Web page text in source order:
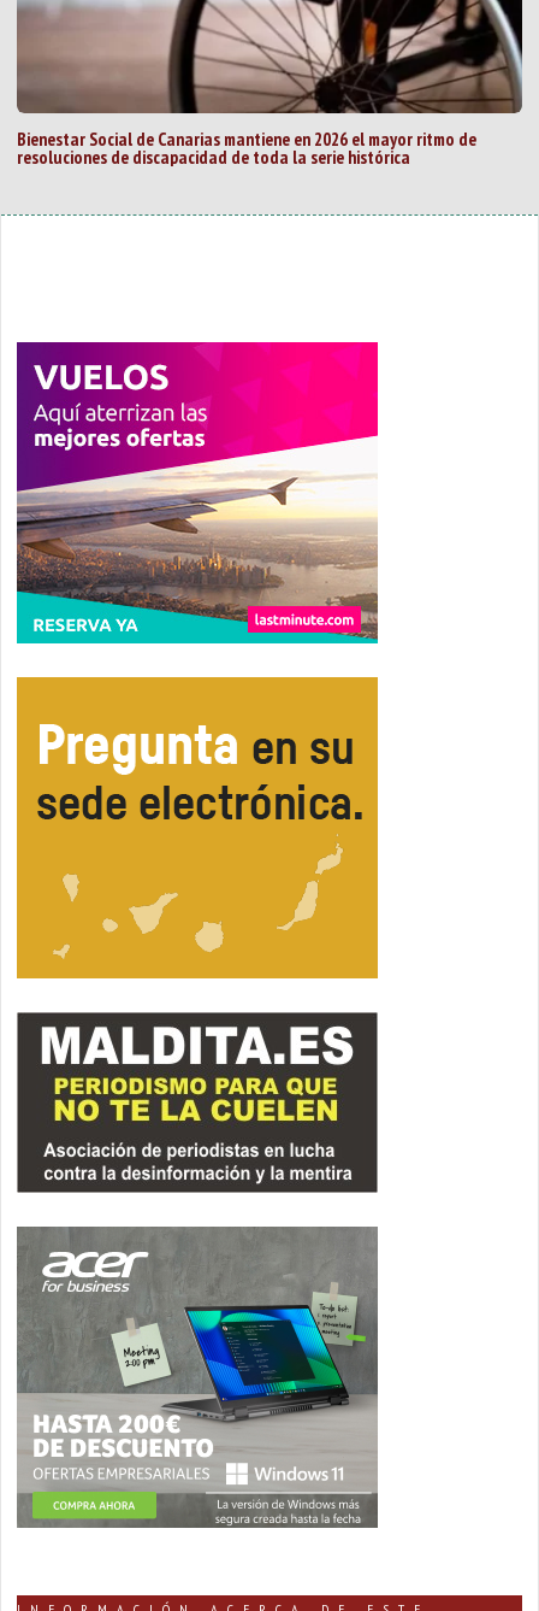
Bienestar Social de Canarias mantiene en 2026 el mayor ritmo de
resoluciones de discapacidad de toda la serie histórica